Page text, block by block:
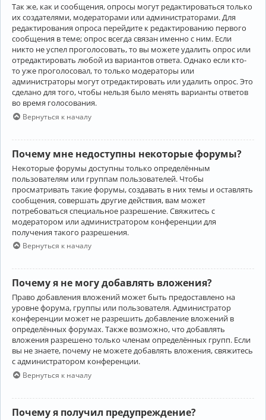
Так же, как и сообщения, опросы могут редактироваться только
их создателями, модераторами или администраторами. Для
редактирования опроса перейдите к редактированию первого
сообщения в теме; опрос всегда связан именно с ним. Если
никто не успел проголосовать, то вы можете удалить опрос или
отредактировать любой из вариантов ответа. Однако если кто-
то уже проголосовал, то только модераторы или
администраторы могут отредактировать или удалить опрос. Это
сделано для того, чтобы нельзя было менять варианты ответов
во время голосования.
Вернуться к началу
Почему мне недоступны некоторые форумы?
Некоторые форумы доступны только определённым
пользователям или группам пользователей. Чтобы
просматривать такие форумы, создавать в них темы и оставлять
сообщения, совершать другие действия, вам может
потребоваться специальное разрешение. Свяжитесь с
модератором или администратором конференции для
получения такого разрешения.
Вернуться к началу
Почему я не могу добавлять вложения?
Право добавления вложений может быть предоставлено на
уровне форума, группы или пользователя. Администратор
конференции может не разрешить добавление вложений в
определённых форумах. Также возможно, что добавлять
вложения разрешено только членам определённых групп. Если
вы не знаете, почему не можете добавлять вложения, свяжитесь
с администратором конференции.
Вернуться к началу
Почему я получил предупреждение?